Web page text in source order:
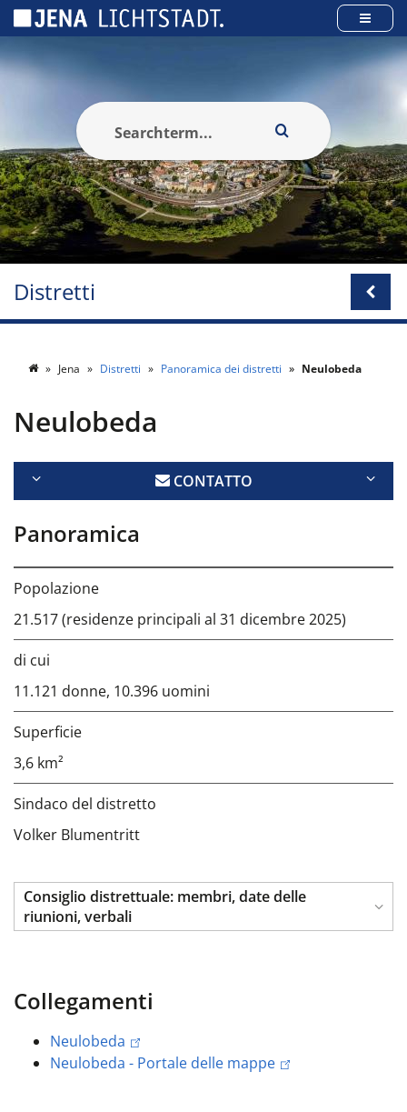
Distretti
Jena Distretti Panoramica dei distretti Neulobeda
Neulobeda
CONTATTO
Panoramica
Popolazione
21.517 (residenze principali al 31 dicembre 2025)
di cui
11.121 donne, 10.396 uomini
Superficie
3,6 km²
Sindaco del distretto
Volker Blumentritt
Consiglio distrettuale: membri, date delle
riunioni, verbali
Collegamenti
Neulobeda
Neulobeda - Portale delle mappe
Pannello di gestione dei cookies